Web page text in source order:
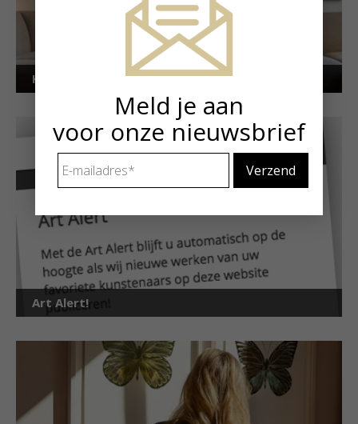
Kunstuitleen voor particulieren
Art Alert!
Meld je aan
voor onze nieuwsbrief
mailadres *